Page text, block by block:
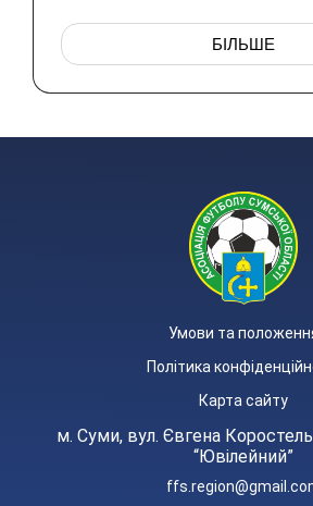
БІЛЬШЕ
Умови та
Політика
Карта сайту
м. Суми, вул. Євгена
“Ювілейний”